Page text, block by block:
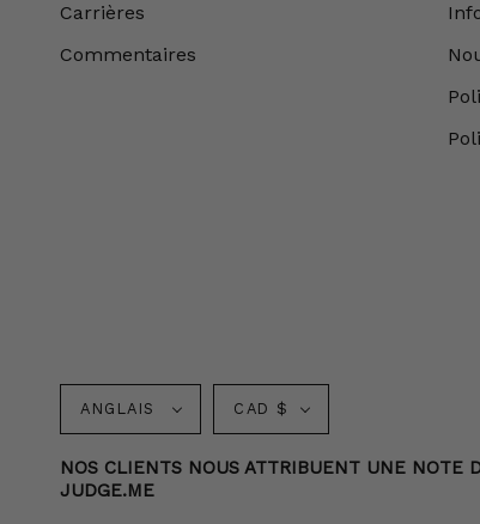
Carrières
Commentaires
Langue
ANGLAIS Monnaie
CAD $
NOS CLIENTS NOUS ATTRIBUENT UNE NOTE
JUDGE.ME